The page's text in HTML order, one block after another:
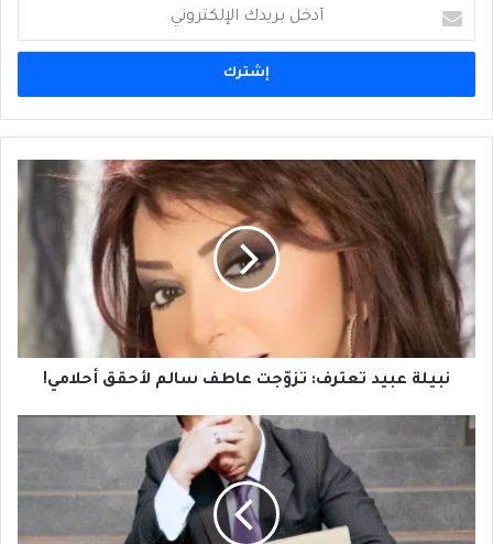
بريدك
الإلكتروني
نبيلة
عبيد
تعترف:
تزوّجت
عاطف
سالم
لأحقق
أحلامي!
نبيلة عبيد تعترف: تزوّجت عاطف سالم لأحقق أحلامي!
البطالة
المزمنة
العالم